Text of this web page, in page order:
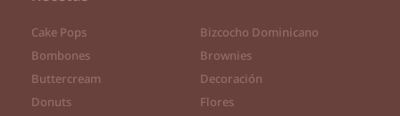
Cake Pops
Bizcocho Dominicano
Bombones
Brownies
Buttercream
Decoración
Donuts
Flores